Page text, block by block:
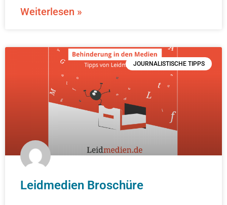
Weiterlesen »
JOURNALISTISCHE TIPPS
Leidmedien Broschüre